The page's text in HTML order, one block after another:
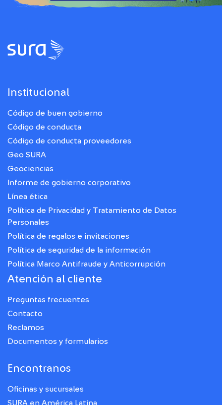
Institucional
Código de buen gobierno
Código de conducta
Código de conducta proveedores
Geo SURA
Geociencias
Informe de gobierno corporativo
Línea ética
Política de Privacidad y Tratamiento de Datos
Personales
Política de regalos e invitaciones
Política de seguridad de la información
Política Marco Antifraude y Anticorrupción
Atención al cliente
Preguntas frecuentes
Contacto
Reclamos
Documentos y formularios
Encontranos
Oficinas y sucursales
SURA en América Latina